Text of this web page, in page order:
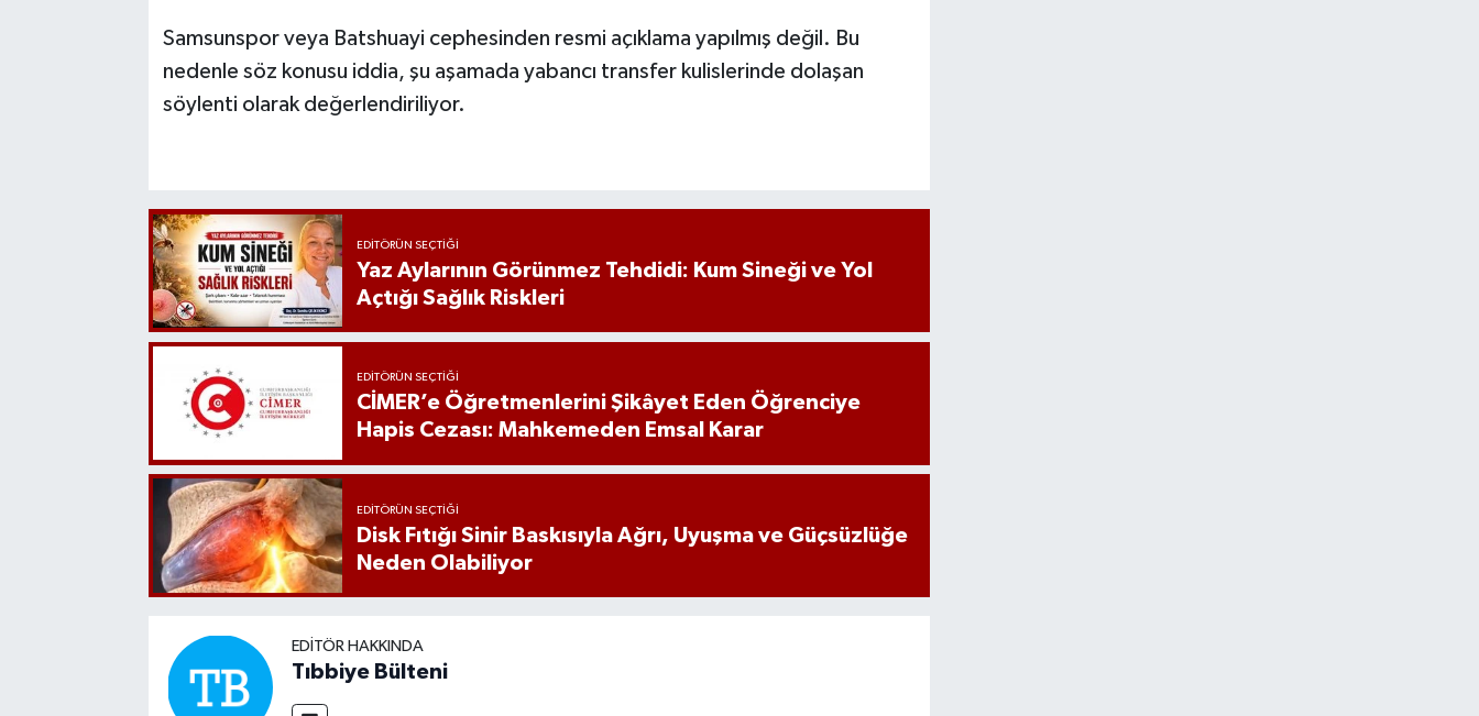
Samsunspor veya Batshuayi cephesinden resmi açıklama yapılmış değil. Bu
nedenle söz konusu iddia, şu aşamada yabancı transfer kulislerinde dolaşan
söylenti olarak değerlendiriliyor.
EDITÖRÜN SEÇTIĞI
Yaz Aylarının Görünmez Tehdidi: Kum Sineği ve Yol
Açtığı Sağlık Riskleri
EDITÖRÜN SEÇTIĞI
CİMER’e Öğretmenlerini Şikâyet Eden Öğrenciye
Hapis Cezası: Mahkemeden Emsal Karar
EDITÖRÜN SEÇTIĞI
Disk Fıtığı Sinir Baskısıyla Ağrı, Uyuşma ve Güçsüzlüğe
Neden Olabiliyor
EDITÖR HAKKINDA
Tıbbiye Bülteni